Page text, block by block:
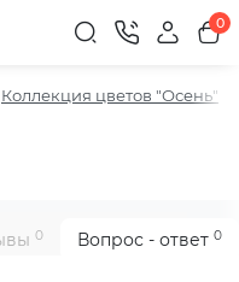
0
Коллекция цветов "Осень"
0 Вопрос - ответ 0